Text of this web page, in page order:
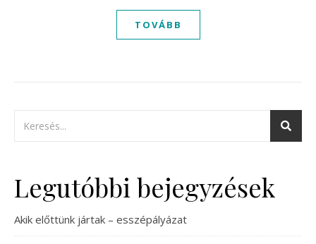
TOVÁBB
Legutóbbi bejegyzések
Akik előttünk jártak – esszépályázat